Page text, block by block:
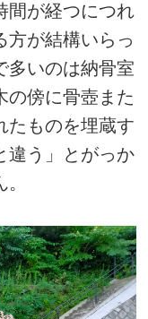
間が経つにつれ
方が結構いらっ
多いのは納骨室
の傍に骨壺また
たものを埋蔵す
違う」とがっか